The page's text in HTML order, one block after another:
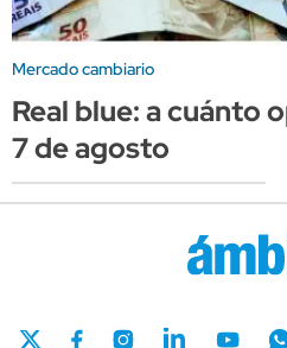
Mercado cambiario
Real blue: a cuánto
7 de agosto